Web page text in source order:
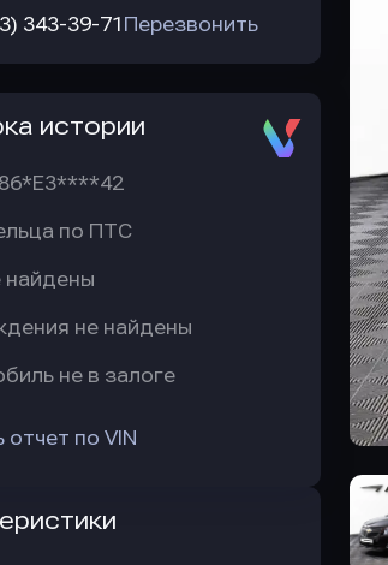
343-39-71 Перезвонить
истории
по ПТС
не найдены
не в залоге
по VIN